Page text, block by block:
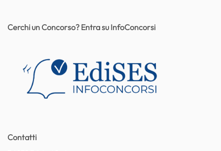
Contatti
Cerchi un Concorso? Entra su InfoConcorsi